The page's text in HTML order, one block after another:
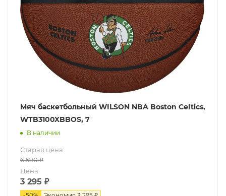
Мяч баскетбольный WILSON NBA Boston Celtics,
WTB3100XBBOS, 7
В наличии
Старая цена
6 590₽
Цена
3 295 ₽